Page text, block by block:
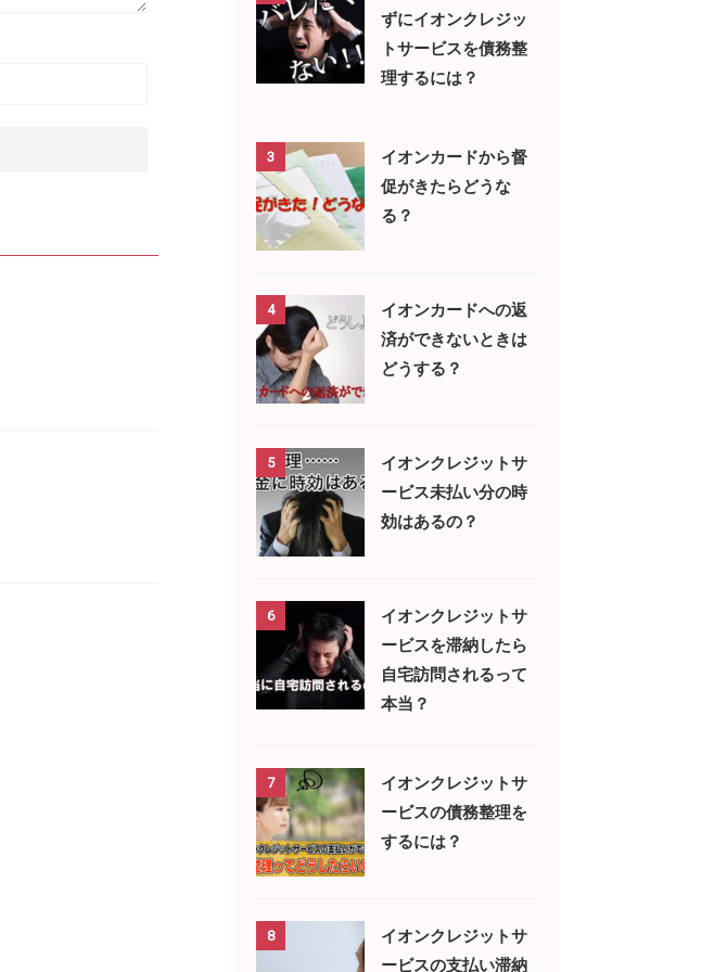
ずにイオンクレジッ
トサービスを債務整
理するには？
3
イオンカードから督
促がきたらどうな
る？
4
イオンカードへの返
済ができないときは
どうする？
5
イオンクレジットサ
ービス未払い分の時
効はあるの？
6
イオンクレジットサ
ービスを滞納したら
自宅訪問されるって
本当？
7
イオンクレジットサ
ービスの債務整理を
するには？
8
イオンクレジットサ
ービスの支払い滞納